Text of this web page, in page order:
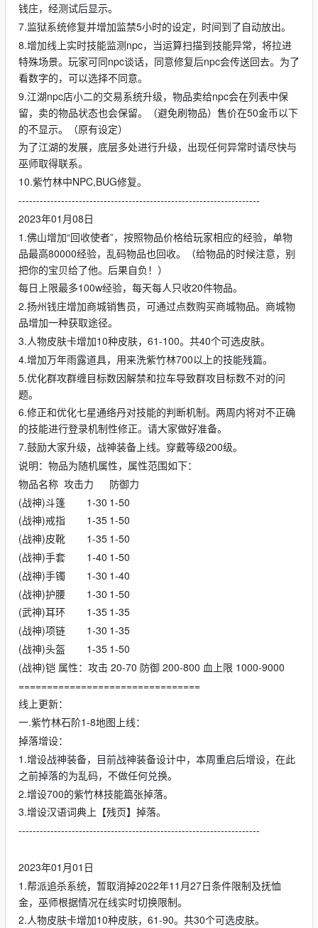
钱庄，经测试后显示。
7.监狱系统修复并增加监禁5小时的设定，时间到了自动放出。
8.增加线上实时技能监测npc，当运算扫描到技能异常，将拉进
特殊场景。玩家可同npc谈话，同意修复后npc会传送回去。为了
看数字的，可以选择不同意。
9.江湖npc店小二的交易系统升级，物品卖给npc会在列表中保
留，卖的物品状态也会保留。（避免刷物品）售价在50金币以下
的不显示。（原有设定）
为了江湖的发展，底层多处进行升级，出现任何异常时请尽快与
巫师取得联系。
10.紫竹林中NPC,BUG修复。
--------------------------------------------------------------------
2023年01月08日
1.佛山增加“回收使者”，按照物品价格给玩家相应的经验，单物
品最高80000经验，乱码物品也回收。（给物品的时候注意，别
把你的宝贝给了他。后果自负！）
每日上限最多100w经验，每天每人只收20件物品。
2.扬州钱庄增加商城销售员，可通过点数购买商城物品。商城物
品增加一种获取途径。
3.人物皮肤卡增加10种皮肤，61-100。共40个可选皮肤。
4.增加万年雨露道具，用来洗紫竹林700以上的技能残篇。
5.优化群攻群缠目标数因解禁和拉车导致群攻目标数不对的问
题。
6.修正和优化七星通络丹对技能的判断机制。两周内将对不正确
的技能进行登录机制性修正。请大家做好准备。
7.鼓励大家升级，战神装备上线。穿戴等级200级。
说明：物品为随机属性，属性范围如下：
物品名称 攻击力
防御力
(战神)斗篷
1-30 1-50
(战神)戒指
1-35 1-50
(战神)皮靴
1-35 1-50
(战神)手套
1-40 1-50
(战神)手镯
1-30 1-40
(战神)护腰
1-30 1-50
(武神)耳环
1-35 1-35
(战神)项链
1-30 1-35
(战神)头盔
1-35 1-50
(战神)铠 属性：攻击 20-70 防御 200-800 血上限 1000-9000
================================
线上更新：
一.紫竹林石阶1-8地图上线：
掉落增设：
1.增设战神装备，目前战神装备设计中，本周重启后增设，在此
之前掉落的为乱码，不做任何兑换。
2.增设700的紫竹林技能篇张掉落。
3.增设汉语词典上【残页】掉落。
--------------------------------------------------------------------
2023年01月01日
1.帮派追杀系统，暂取消掉2022年11月27日条件限制及抚恤
金，巫师根据情况在线实时切换限制。
2.人物皮肤卡增加10种皮肤，61-90。共30个可选皮肤。